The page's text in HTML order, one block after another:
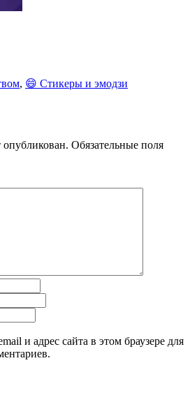
, 😄 Стикеры и эмодзи
опубликован. Обязательные поля
и адрес сайта в этом браузере для